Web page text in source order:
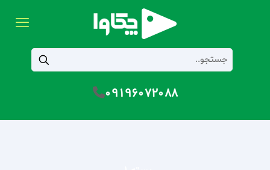
09196072088